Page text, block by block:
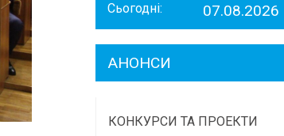
Сьогодні: 07.08.2026
АНОНСИ
КОНКУРСИ ТА ПРОЕКТИ